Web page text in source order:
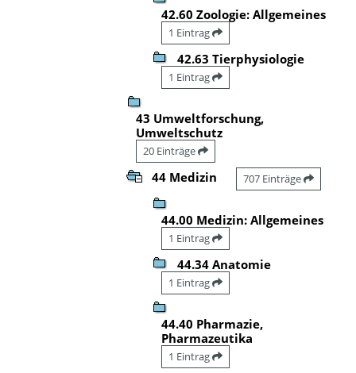
42.60 Zoologie: Allgemeines
1 Eintrag
42.63 Tierphysiologie
1 Eintrag
43 Umweltforschung,
Umweltschutz
20 Einträge
44 Medizin 707 Einträge
44.00 Medizin: Allgemeines
1 Eintrag
44.34 Anatomie
1 Eintrag
44.40 Pharmazie,
Pharmazeutika
1 Eintrag